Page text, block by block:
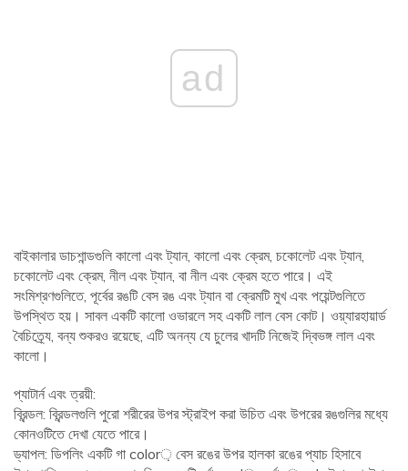
ad
বাইকালার ডাচশান্ডগুলি কালো এবং ট্যান, কালো এবং ক্রেম, চকোলেট এবং ট্যান,
চকোলেট এবং ক্রেম, নীল এবং ট্যান, বা নীল এবং ক্রেম হতে পারে। এই
সংমিশ্রণগুলিতে, পূর্বের রঙটি বেস রঙ এবং ট্যান বা ক্রেমটি মুখ এবং পয়েন্টগুলিতে
উপস্থিত হয়। সাবল একটি কালো ওভারলে সহ একটি লাল বেস কোট। ওয়্যারহায়ার্ড
বৈচিত্র্যে, বন্য শুকরও রয়েছে, এটি অনন্য যে চুলের খাদটি নিজেই দ্বিভঙ্গ লাল এবং
কালো।
প্যাটার্ন এবং ত্রয়ী:
ব্রিন্ডল: ব্রিন্ডলগুলি পুরো শরীরের উপর স্ট্রাইপ করা উচিত এবং উপরের রঙগুলির মধ্যে
কোনওটিতে দেখা যেতে পারে।
ড্যাপল: ডিপলিং একটি গা color় বেস রঙের উপর হালকা রঙের প্যাচ হিসাবে